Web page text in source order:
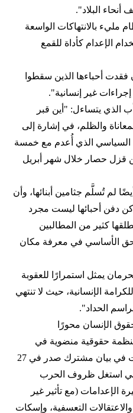
البلاد".
مليء بالانتهاكات الواسعة
الإعدام كأداة للقمع
فقدت أحباءها الذين سقطوا
غير إنسانية".
الذي يتساءل: "أين قبر
والظلم، في إشارة إلى
السياسي الذي أُعدم مع خمسة
قزل حصار خلال شهر أبريل
لم تُسلَّم جثامين أبنائها، وأن
دفن أحبائها ليست مجرد
كثير من المطالبين
الأساسي في معرفة مكان
يمثل استمرارًا للعقوبة
الإنسانية، حيث لا تنتهي
الحداد".
الإنسان محورًا
مع إيران كانت 19 منظمة حقوقية منضوية في
ائتلاف "إمباكت إيران"، قد أعلنت في بيان مشترك صدر في 27
استغل ظروف الحرب
الإعدامات (مع تأثير غير
التعسفية، وإسكات